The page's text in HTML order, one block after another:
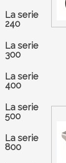
La serie
240
La serie
300
La serie
400
La serie
500
La serie
800